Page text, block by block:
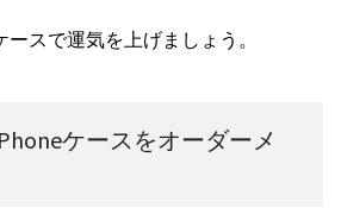
スで運気を上げましょう。
ケースをオーダーメ